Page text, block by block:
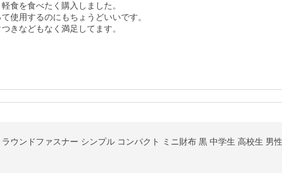
食を食べたく購入しました。
使用するのにもちょうどいいです。
きなどもなく満足してます。